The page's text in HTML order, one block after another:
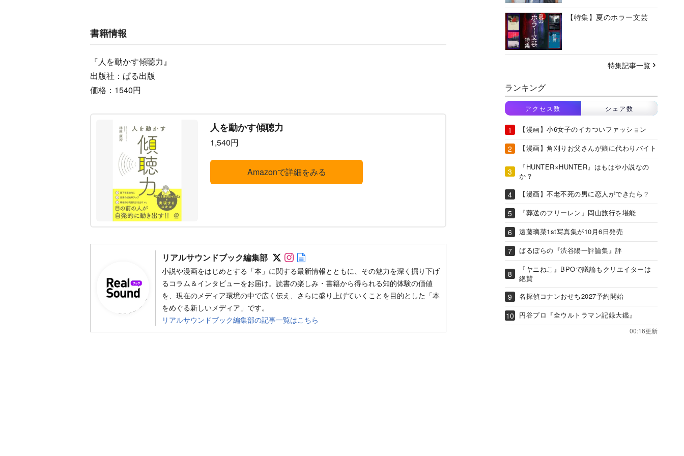
書籍情報
『人を動かす傾聴力』
出版社：ぱる出版
価格：1540円
人を動かす傾聴力
1,540円
Amazonで詳細をみる
リアルサウンドブック編集部 Follow on SNS
Follow on SNS
小説や漫画をはじめとする「本」に関する最新情報とともに、その魅力を深く掘り下げ
るコラム＆インタビューをお届け。読書の楽しみ・書籍から得られる知的体験の価値
を、現在のメディア環境の中で広く伝え、さらに盛り上げていくことを目的とした「本
をめぐる新しいメディア」です。
リアルサウンドブック編集部の記事一覧はこちら
【特集】夏のホラー文芸
特集記事一覧
ランキング
アクセス数 シェア数
【漫画】小6女子のイカついファッション
【漫画】角刈りお父さんが娘に代わりバイト
『HUNTER×HUNTER』はもはや小説なの
か？
【漫画】不老不死の男に恋人ができたら？
『葬送のフリーレン』岡山旅行を堪能
遠藤璃菜1st写真集が10月6日発売
ばるぼらの『渋谷陽一評論集』評
『ヤニねこ』BPOで議論もクリエイターは
絶賛
名探偵コナンおせち2027予約開始
円谷プロ『全ウルトラマン記録大鑑』
00:16更新